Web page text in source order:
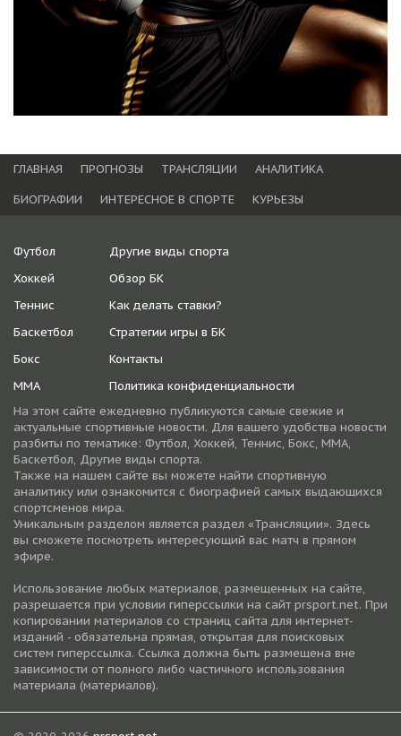
ГЛАВНАЯ ПРОГНОЗЫ ТРАНСЛЯЦИИ
АНАЛИТИКА
БИОГРАФИИ
ИНТЕРЕСНОЕ В СПОРТЕ КУРЬЕЗЫ
Футбол
Хоккей
Теннис
Баскетбол
Бокс
ММА
Другие виды спорта
Обзор БК
Как делать ставки?
Стратегии игры в БК
Контакты
Политика конфиденциальности
На этом сайте ежедневно публикуются самые свежие и
актуальные спортивные новости. Для вашего удобства новости
разбиты по тематике: Футбол, Хоккей, Теннис, Бокс, ММА,
Баскетбол, Другие виды спорта.
Также на нашем сайте вы можете найти спортивную
аналитику или ознакомится с биографией самых выдающихся
спортсменов мира.
Уникальным разделом является раздел «Трансляции». Здесь
вы сможете посмотреть интересующий вас матч в прямом
эфире.
Использование любых материалов, размещенных на сайте,
разрешается при условии гиперссылки на cайт prsport.net. При
копировании материалов со страниц сайта для интернет-
изданий - обязательна прямая, открытая для поисковых
систем гиперссылка. Ссылка должна быть размещена вне
зависимости от полного либо частичного использования
материала (материалов).